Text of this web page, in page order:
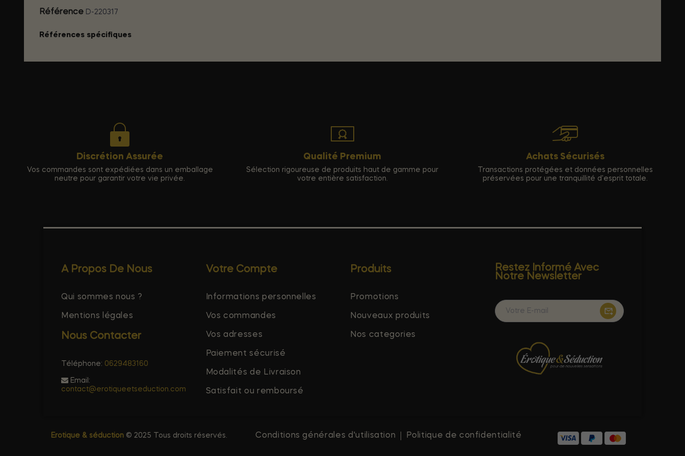
Référence D-220317
Références spécifiques
Discrétion Assurée
Vos commandes sont expédiées dans un emballage
neutre pour garantir votre vie privée.
Qualité Premium
Sélection rigoureuse de produits haut de gamme pour
votre entière satisfaction.
Achats Sécurisés
Transactions protégées et données personnelles
préservées pour une tranquillité d'esprit totale.
A Propos De Nous
Qui sommes nous ?
Mentions légales
Nous Contacter
Téléphone: 0629483160
Email:
contact@erotiqueetseduction.com
Votre Compte
Informations personnelles
Vos commandes
Vos adresses
Paiement sécurisé
Modalités de Livraison
Satisfait ou remboursé
Produits
Promotions
Nouveaux produits
Nos categories
Restez Informé Avec
Notre Newsletter
Erotique & séduction © 2025 Tous droits réservés. Conditions générales d'utilisation Politique de confidentialité